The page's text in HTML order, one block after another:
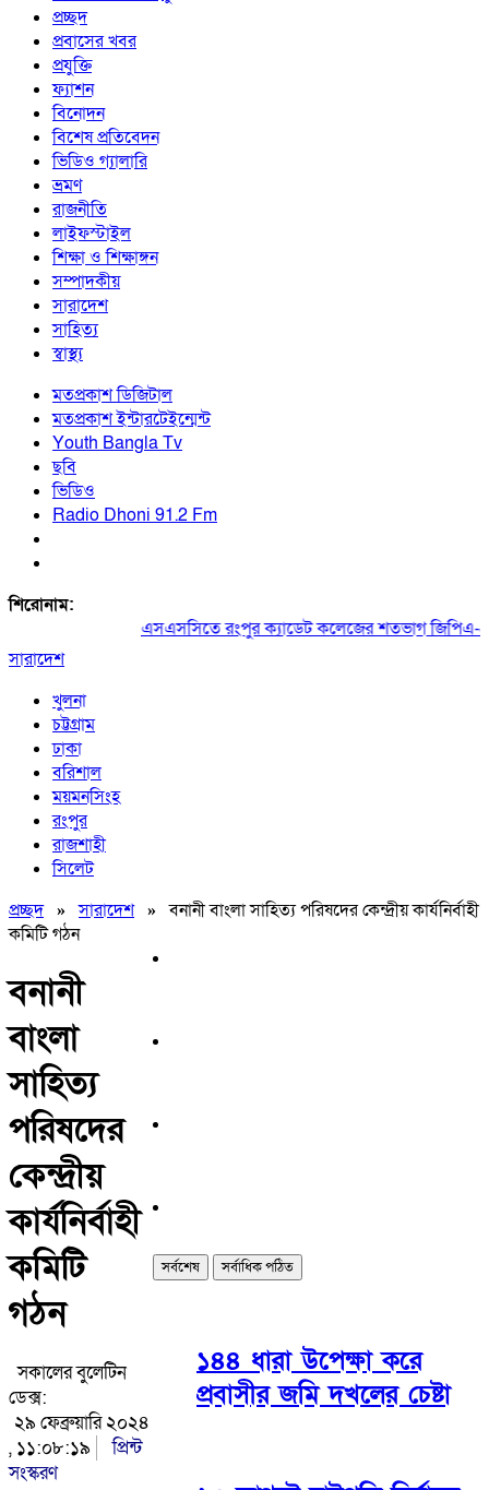
প্রচ্ছদ
প্রবাসের খবর
প্রযুক্তি
ফ্যাশন
বিনোদন
বিশেষ প্রতিবেদন
ভিডিও গ্যালারি
ভ্রমণ
রাজনীতি
লাইফস্টাইল
শিক্ষা ও শিক্ষাঙ্গন
সম্পাদকীয়
সারাদেশ
সাহিত্য
স্বাস্থ্য
মতপ্রকাশ ডিজিটাল
মতপ্রকাশ ইন্টারটেইন্মেন্ট
Youth Bangla Tv
ছবি
ভিডিও
Radio Dhoni 91.2 Fm
শিরোনাম:
এসএসসিতে রংপুর ক্যাডেট কলেজের শতভাগ জিপিএ-৫
সারাদেশ
খুলনা
চট্টগ্রাম
ঢাকা
বরিশাল
ময়মনসিংহ
রংপুর
রাজশাহী
সিলেট
প্রচ্ছদ»সারাদেশ»বনানী বাংলা সাহিত্য পরিষদের কেন্দ্রীয় কার্যনির্বাহী
কমিটি গঠন
বনানী
বাংলা
সাহিত্য
পরিষদের
কেন্দ্রীয়
কার্যনির্বাহী
কমিটি
গঠন
সকালের বুলেটিন
ডেক্স:
২৯ ফেব্রুয়ারি ২০২৪
, ১১:০৮:১৯
প্রিন্ট
সংস্করণ
সর্বশেষ সর্বাধিক পঠিত
১৪৪ ধারা উপেক্ষা করে
প্রবাসীর জমি দখলের চেষ্টা